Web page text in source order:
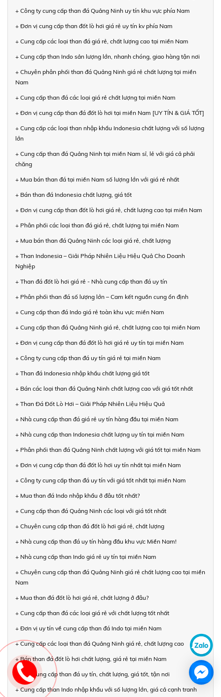
+ Công ty cung cấp than đá Quảng Ninh uy tín khu vực phía Nam
+ Đơn vị cung cấp than đốt lò hơi giá rẻ uy tín kv phía Nam
+ Cung cấp các loại than đá giá rẻ, chất lượng cao tại miền Nam
+ Cung cấp than Indo sản lượng lớn, nhanh chóng, giao hàng tận nơi
+ Chuyên phân phối than đá Quảng Ninh giá rẻ chất lượng tại miền
Nam
+ Cung cấp than đá các loại giá rẻ chất lượng tại miền Nam
+ Đơn vị cung cấp than đá đốt lò hơi tại miền Nam [UY TÍN & GIÁ TỐT]
+ Cung cấp các loại than nhập khẩu Indonesia chất lượng với số lượng
lớn
+ Cung cấp than đá Quảng Ninh tại miền Nam sỉ, lẻ với giá cả phải
chăng
+ Mua bán than đá tại miền Nam số lượng lớn với giá rẻ nhất
+ Bán than đá Indonesia chất lượng, giá tốt
+ Đơn vị cung cấp than đốt lò hơi giá rẻ, chất lượng cao tại miền Nam
+ Phân phối các loại than đá giá rẻ, chất lượng tại miền Nam
+ Mua bán than đá Quảng Ninh các loại giá rẻ, chất lượng
+ Than Indonesia – Giải Pháp Nhiên Liệu Hiệu Quả Cho Doanh
Nghiệp
+ Than đá đốt lò hơi giá rẻ - Nhà cung cấp than đá uy tín
+ Phân phối than đá số lượng lớn – Cam kết nguồn cung ổn định
+ Cung cấp than đá Indo giá rẻ toàn khu vực miền Nam
+ Cung cấp than đá Quảng Ninh giá rẻ, chất lượng cao tại miền Nam
+ Đơn vị cung cấp than đá đốt lò hơi giá rẻ uy tín tại miền Nam
+ Công ty cung cấp than đá uy tín giá rẻ tại miền Nam
+ Than đá Indonesia nhập khẩu chất lượng giá tốt
+ Bán các loại than đá Quảng Ninh chất lượng cao với giá tốt nhất
+ Than Đá Đốt Lò Hơi – Giải Pháp Nhiên Liệu Hiệu Quả
+ Nhà cung cấp than đá giá rẻ uy tín hàng đầu tại miền Nam
+ Nhà cung cấp than Indonesia chất lượng uy tín tại miền Nam
+ Phân phối than đá Quảng Ninh chất lượng với giá tốt tại miền Nam
+ Đơn vị cung cấp than đá đốt lò hơi uy tín nhất tại miền Nam
+ Công ty cung cấp than đá uy tín với giá tốt nhất tại miền Nam
+ Mua than đá Indo nhập khẩu ở đâu tốt nhất?
+ Cung cấp than đá Quảng Ninh các loại với giá tốt nhất
+ Chuyên cung cấp than đá đốt lò hơi giá rẻ, chất lượng
+ Nhà cung cấp than đá uy tín hàng đầu khu vực Miền Nam!
+ Nhà cung cấp than Indo giá rẻ uy tín tại miền Nam
+ Chuyên cung cấp than đá Quảng Ninh giá rẻ chất lượng cao tại miền
Nam
+ Mua than đá đốt lò hơi giá rẻ, chất lượng ở đâu?
+ Cung cấp than đá các loại giá rẻ với chất lượng tốt nhất
+ Đơn vị uy tín về cung cấp than đá Indo tại miền Nam
+ Cung cấp các loại than đá Quảng Ninh giá rẻ, chất lượng cao
+ Bán than đá đốt lò hơi chất lượng, giá rẻ tại miền Nam
+ Nhà cung cấp than đá uy tín, chất lượng, giá tốt, tận nơi
+ Cung cấp than Indo nhập khẩu với số lượng lớn, giá cả cạnh tranh